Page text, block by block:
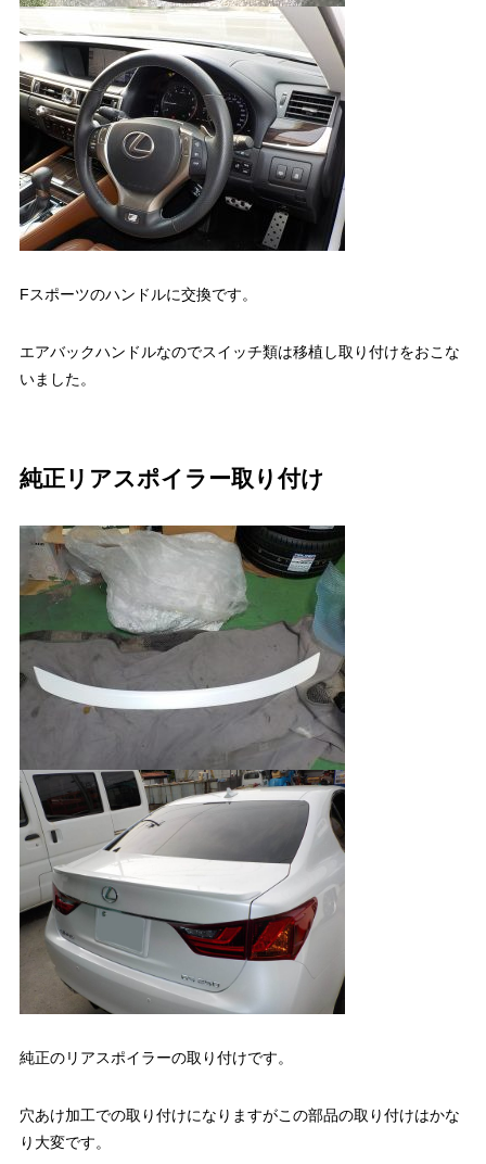
Fスポーツのハンドルに交換です。
エアバックハンドルなのでスイッチ類は移植し取り付けをおこな
いました。
純正リアスポイラー取り付け
純正のリアスポイラーの取り付けです。
穴あけ加工での取り付けになりますがこの部品の取り付けはかな
り大変です。